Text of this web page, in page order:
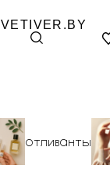
VETIVER.BY
отливанты